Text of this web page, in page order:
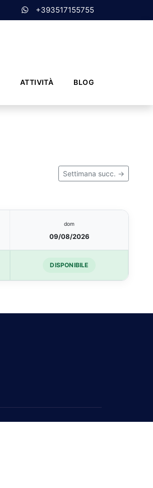
+393517155755
ATTIVITÀ BLOG
Settimana succ. →
dom
09/08/2026
DISPONIBILE